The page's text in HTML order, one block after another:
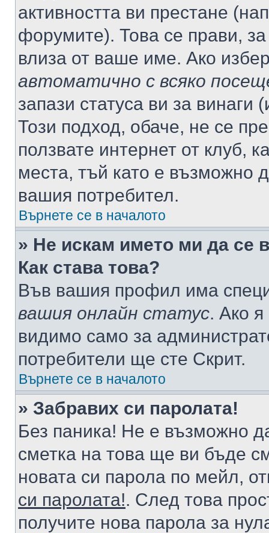
активността ви престане
форумите). Това се прави,
влиза от ваше име. Ако
автоматично с всяко
запази статуса ви за винаги
Този подход, обаче, не се
ползвате интернет от клуб,
места, тъй като е възможно
вашия потребител.
Върнете се в началото
» Не искам името ми да се
Как става това?
Във вашия профил има
вашия онлайн статус. Ако
видимо само за
потребители ще сте Скрит.
Върнете се в началото
» Забравих си паролата!
Без паника! Не е възможно
сметка на това ще ви бъде
новата си парола по мейл,
си паролата!. След това
получите нова парола за